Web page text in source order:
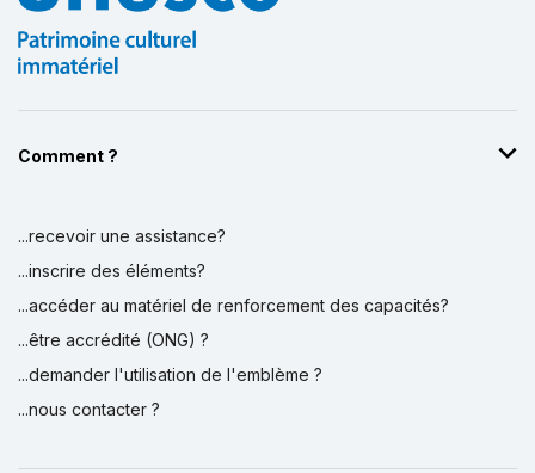
Comment ?
...recevoir une assistance?
...inscrire des éléments?
...accéder au matériel de renforcement des capacités?
...être accrédité (ONG) ?
...demander l'utilisation de l'emblème ?
...nous contacter ?